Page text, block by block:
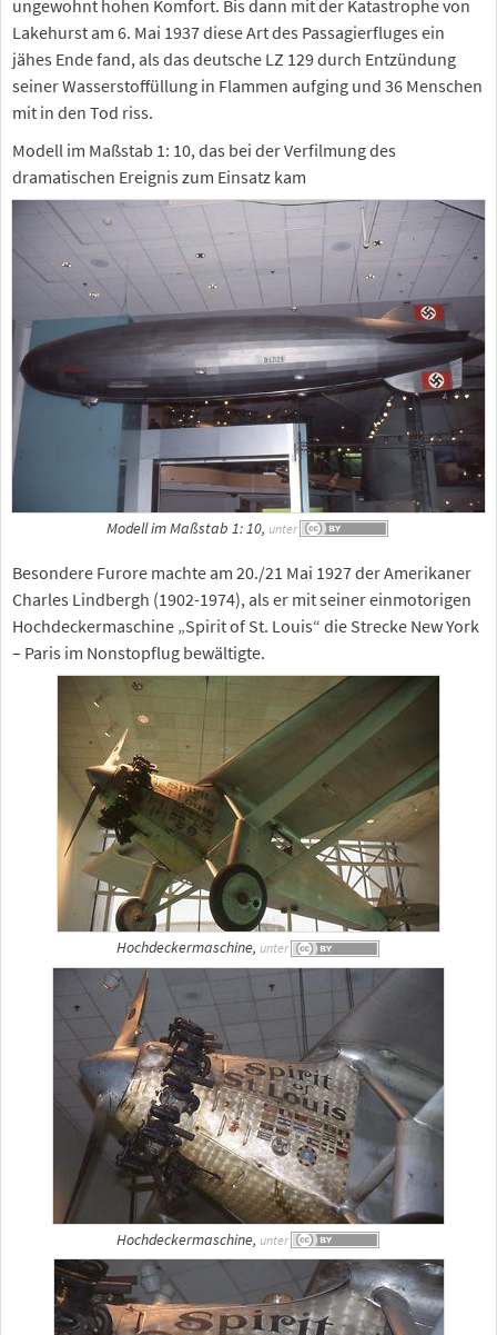
ungewohnt hohen Komfort. Bis dann mit der Katastrophe von
Lakehurst am 6. Mai 1937 diese Art des Passagierfluges ein
jähes Ende fand, als das deutsche LZ 129 durch Entzündung
seiner Wasserstoffüllung in Flammen aufging und 36 Menschen
mit in den Tod riss.
Modell im Maßstab 1: 10, das bei der Verfilmung des
dramatischen Ereignis zum Einsatz kam
Modell im Maßstab 1: 10, unter
Besondere Furore machte am 20./21 Mai 1927 der Amerikaner
Charles Lindbergh (1902-1974), als er mit seiner einmotorigen
Hochdeckermaschine „Spirit of St. Louis“ die Strecke New York
– Paris im Nonstopflug bewältigte.
Hochdeckermaschine, unter
Hochdeckermaschine, unter